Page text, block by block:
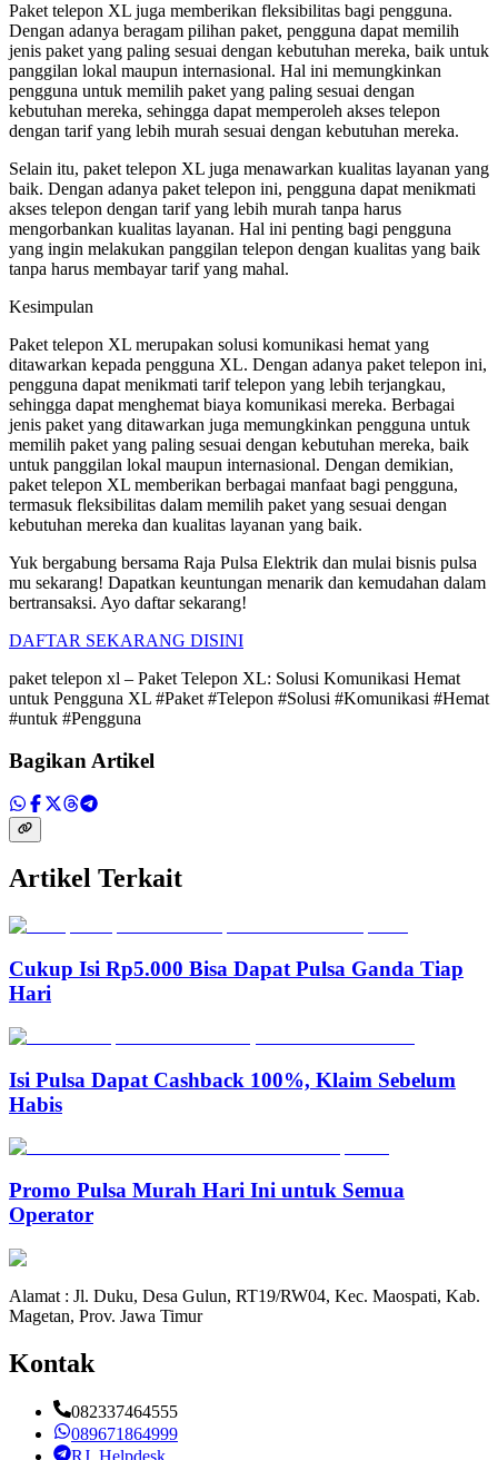
Paket telepon XL juga memberikan fleksibilitas bagi pengguna.
Dengan adanya beragam pilihan paket, pengguna dapat memilih
jenis paket yang paling sesuai dengan kebutuhan mereka, baik untuk
panggilan lokal maupun internasional. Hal ini memungkinkan
pengguna untuk memilih paket yang paling sesuai dengan
kebutuhan mereka, sehingga dapat memperoleh akses telepon
dengan tarif yang lebih murah sesuai dengan kebutuhan mereka.
Selain itu, paket telepon XL juga menawarkan kualitas layanan yang
baik. Dengan adanya paket telepon ini, pengguna dapat menikmati
akses telepon dengan tarif yang lebih murah tanpa harus
mengorbankan kualitas layanan. Hal ini penting bagi pengguna
yang ingin melakukan panggilan telepon dengan kualitas yang baik
tanpa harus membayar tarif yang mahal.
Kesimpulan
Paket telepon XL merupakan solusi komunikasi hemat yang
ditawarkan kepada pengguna XL. Dengan adanya paket telepon ini,
pengguna dapat menikmati tarif telepon yang lebih terjangkau,
sehingga dapat menghemat biaya komunikasi mereka. Berbagai
jenis paket yang ditawarkan juga memungkinkan pengguna untuk
memilih paket yang paling sesuai dengan kebutuhan mereka, baik
untuk panggilan lokal maupun internasional. Dengan demikian,
paket telepon XL memberikan berbagai manfaat bagi pengguna,
termasuk fleksibilitas dalam memilih paket yang sesuai dengan
kebutuhan mereka dan kualitas layanan yang baik.
Yuk bergabung bersama Raja Pulsa Elektrik dan mulai bisnis pulsa
mu sekarang! Dapatkan keuntungan menarik dan kemudahan dalam
bertransaksi. Ayo daftar sekarang!
DAFTAR SEKARANG DISINI
paket telepon xl – Paket Telepon XL: Solusi Komunikasi Hemat
untuk Pengguna XL #Paket #Telepon #Solusi #Komunikasi #Hemat
#untuk #Pengguna
Bagikan Artikel
Artikel Terkait
Cukup Isi Rp5.000 Bisa Dapat Pulsa Ganda Tiap
Hari
Isi Pulsa Dapat Cashback 100%, Klaim Sebelum
Habis
Promo Pulsa Murah Hari Ini untuk Semua
Operator
Alamat : Jl. Duku, Desa Gulun, RT19/RW04, Kec. Maospati, Kab.
Magetan, Prov. Jawa Timur
Kontak
082337464555
089671864999